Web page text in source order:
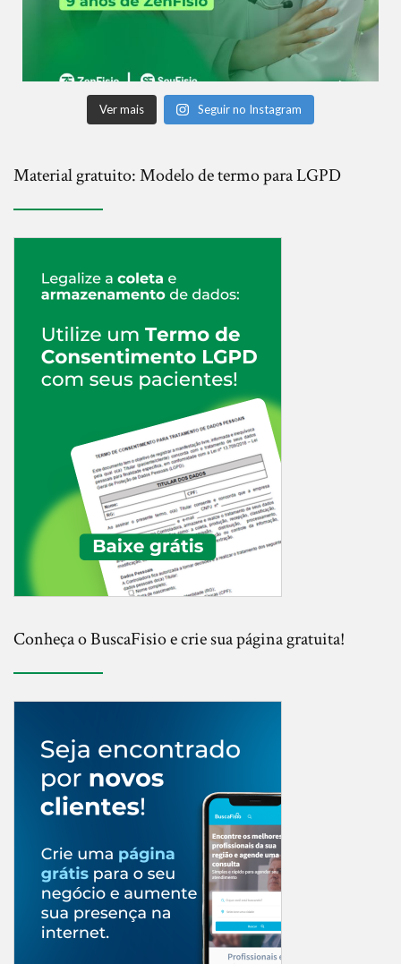
Ver mais Seguir no Instagram
Material gratuito: Modelo de termo para LGPD
Conheça o BuscaFisio e crie sua página gratuita!